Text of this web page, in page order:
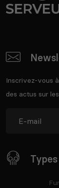
Inscrivez-vous
des actus sur